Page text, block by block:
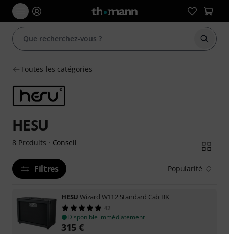
Toutes les catégories
HESU
8 Produits · Conseil
Filtres Popularité
HESU Wizard W112 Standard Cab BK
42
Disponible immédiatement
315 €